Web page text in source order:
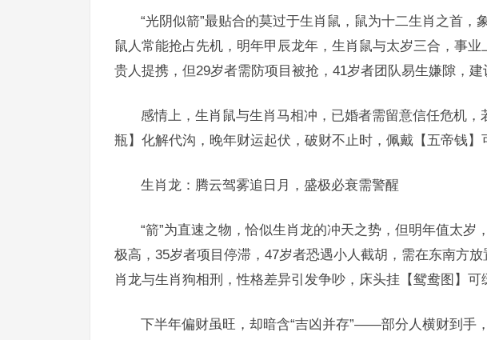
“光阴似箭”最贴合的莫过于生肖鼠，鼠为十二生肖之首，
鼠人常能抢占先机，明年甲辰龙年，生肖鼠与太岁三合，事业
贵人提携，但29岁者需防项目被抢，41岁者团队易生嫌隙，建
感情上，生肖鼠与生肖马相冲，已婚者需留意信任危机，
瓶】化解代沟，晚年财运起伏，破财不止时，佩戴【五帝钱】
生肖龙：腾云驾雾追日月，盛极必衰需警醒
“箭”为直速之物，恰似生肖龙的冲天之势，但明年值太岁
极高，35岁者项目停滞，47岁者恐遇小人截胡，需在东南方
肖龙与生肖狗相刑，性格差异引发争吵，床头挂【鸳鸯图】可
下半年偏财虽旺，却暗含“吉凶并存”——部分人横财到手